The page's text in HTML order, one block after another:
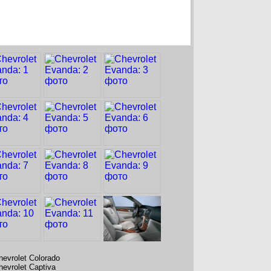
Colorado
Captiva